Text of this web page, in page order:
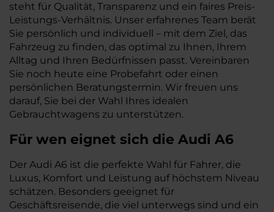
steht für Qualität, Transparenz und ein faires Preis-
Leistungs-Verhältnis. Unser erfahrenes Team berät
Sie persönlich und individuell – mit dem Ziel, das
Fahrzeug zu finden, das optimal zu Ihnen, Ihrem
Alltag und Ihren Bedürfnissen passt. Vereinbaren
Sie noch heute eine Probefahrt oder einen
persönlichen Beratungstermin. Wir freuen uns
darauf, Sie bei der Wahl Ihres idealen
Gebrauchtwagens zu unterstützen.
Für wen eignet sich die Audi A6
Der Audi A6 ist die perfekte Wahl für Fahrer, die
Luxus, Komfort und Leistung auf höchstem Niveau
schätzen. Besonders geeignet für
Geschäftsreisende, die viel unterwegs sind und ein